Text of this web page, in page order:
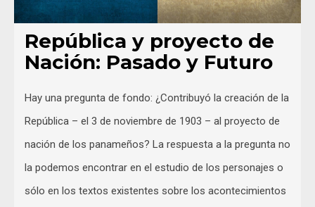
República y proyecto de
Nación: Pasado y Futuro
Hay una pregunta de fondo: ¿Contribuyó la creación de la
República – el 3 de noviembre de 1903 – al proyecto de
nación de los panameños? La respuesta a la pregunta no
la podemos encontrar en el estudio de los personajes o
sólo en los textos existentes sobre los acontecimientos